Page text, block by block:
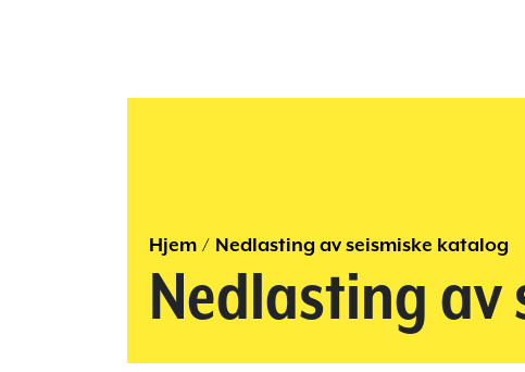
Hjem / Nedlasting av seismiske katalog
Nedlasting av